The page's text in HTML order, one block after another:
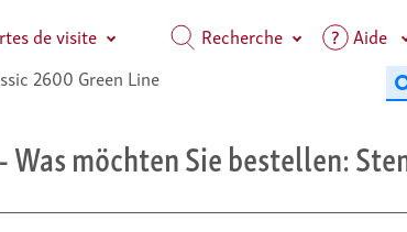
de visite Recherche Aide
2600 Green Line
Was möchten Sie bestellen: